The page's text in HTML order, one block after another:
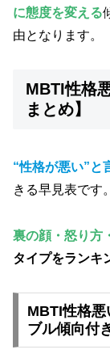
に態度を変える
由となります。
MBTI性格
まとめ】
“性格が悪い”と
きる早見表です。
裏の顔・怒り方
タイプをランキ
MBTI性格悪
ブル傾向付き